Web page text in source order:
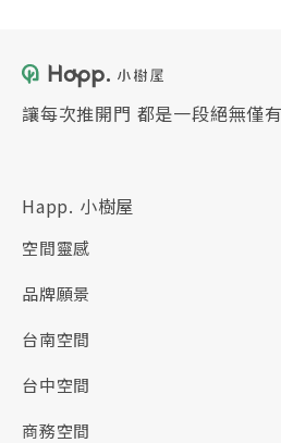
讓每次推開門 都是一段絕無僅
Happ. 小樹屋
空間靈感
品牌願景
台南空間
台中空間
商務空間